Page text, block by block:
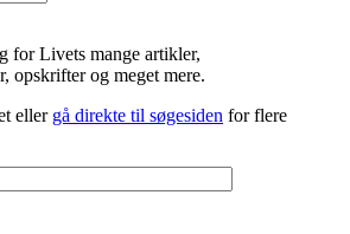
for Livets mange artikler,
opskrifter og meget mere.
eller gå direkte til søgesiden for flere